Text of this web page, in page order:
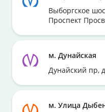
Выборгское
Проспект
м. Дунайская
Дунайский пр,
м. Улица